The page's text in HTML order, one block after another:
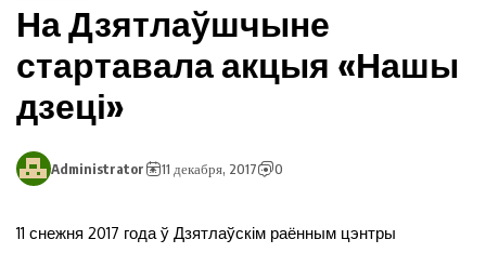
На Дзятлаўшчыне
стартавала акцыя «Нашы
дзеці»
Administrator 11 декабря, 2017 0
11 снежня 2017 года ў Дзятлаўскім раённым цэнтры